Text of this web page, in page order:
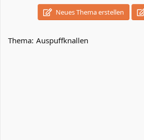
Neues Thema erstellen
Thema: Auspuffknallen